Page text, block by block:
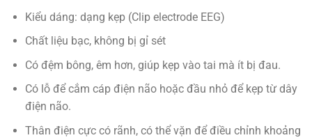
Kiểu dáng: dạng kẹp (Clip electrode EEG)
Chất liệu bạc, không bị gỉ sét
Có đệm bông, êm hơn, giúp kẹp vào tai mà ít bị đau.
Có lỗ để cắm cáp điện não hoặc đầu nhỏ để kẹp từ dây
điện não.
Thân điện cực có rãnh, có thể vặn để điều chỉnh khoảng